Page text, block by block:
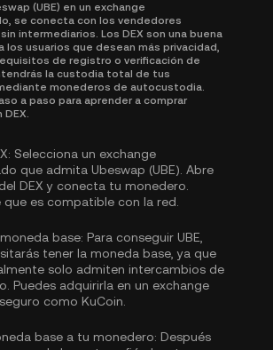
(UBE) en un exchange
se conecta con los vendedores
intermediarios. Los DEX son una buena
los usuarios que desean más privacidad,
de registro o verificación de
la custodia total de tus
monederos de autocustodia.
a paso para aprender a comprar
DEX.
Selecciona un exchange
que admita Ubeswap (UBE). Abre
DEX y conecta tu monedero.
es compatible con la red.
base: Para conseguir UBE,
tener la moneda base, ya que
solo admiten intercambios de
Puedes adquirirla en un exchange
como KuCoin.
base a tu monedero: Después